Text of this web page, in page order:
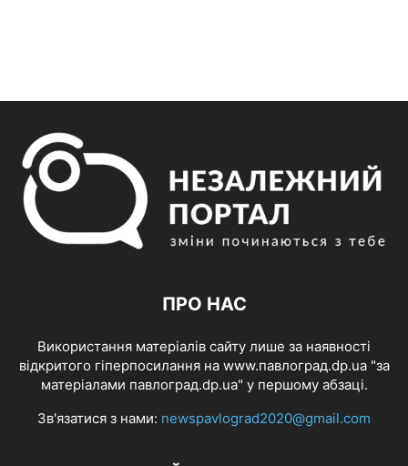
ПРО НАС
Використання матеріалів сайту лише за наявності
відкритого гіперпосилання на www.павлоград.dp.ua "за
матеріалами павлоград.dp.ua" у першому абзаці.
Зв'язатися з нами: newspavlograd2020@gmail.com